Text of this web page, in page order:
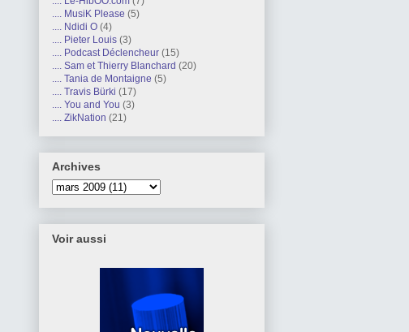
.... MusiK Please (5)
.... Ndidi O (4)
.... Pieter Louis (3)
.... Podcast Déclencheur (15)
.... Sam et Thierry Blanchard (20)
.... Tania de Montaigne (5)
.... Travis Bürki (17)
.... You and You (3)
.... ZikNation (21)
Archives
Voir aussi